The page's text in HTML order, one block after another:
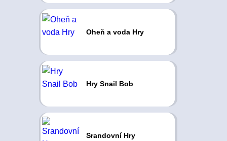
Oheň a voda Hry
Hry Snail Bob
Srandovní Hry